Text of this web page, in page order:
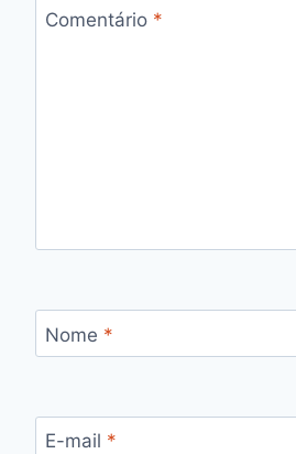
Comentário *
Nome *
E-mail *